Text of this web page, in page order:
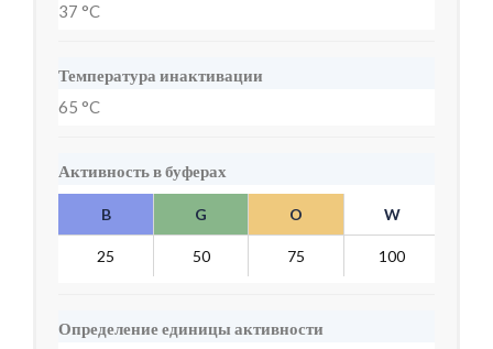
37 °C
Температура инактивации
65 °C
Активность в буферах
B G O W
25 50 75 100
Определение единицы активности